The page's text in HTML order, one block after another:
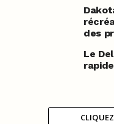
des
Le